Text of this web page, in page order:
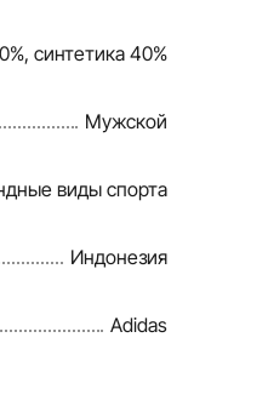
сайте, чтобы
синтетика 40%
Мужской
виды спорта
Индонезия
Adidas